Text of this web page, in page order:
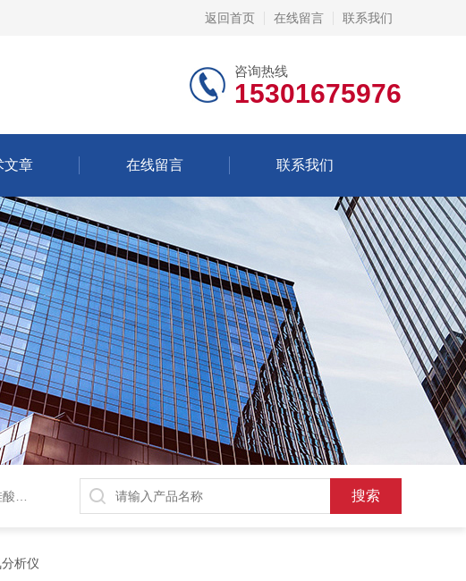
返回首页 在线留言 联系我们
咨询热线
15301675976
文章 在线留言 联系我们
极
析仪